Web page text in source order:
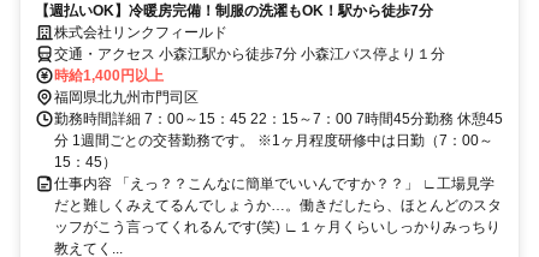
【週払いOK】冷暖房完備！制服の洗濯もOK！駅から徒歩7分
株式会社リンクフィールド
交通・アクセス 小森江駅から徒歩7分 小森江バス停より１分
時給1,400円以上
福岡県北九州市門司区
勤務時間詳細 7：00～15：45 22：15～7：00 7時間45分勤務 休憩45
分 1週間ごとの交替勤務です。 ※1ヶ月程度研修中は日勤（7：00～
15：45）
仕事内容 「えっ？？こんなに簡単でいいんですか？？」 ∟工場見学
だと難しくみえてるんでしょうか…。働きだしたら、ほとんどのスタ
ッフがこう言ってくれるんです(笑) ∟１ヶ月くらいしっかりみっちり
教えてく...